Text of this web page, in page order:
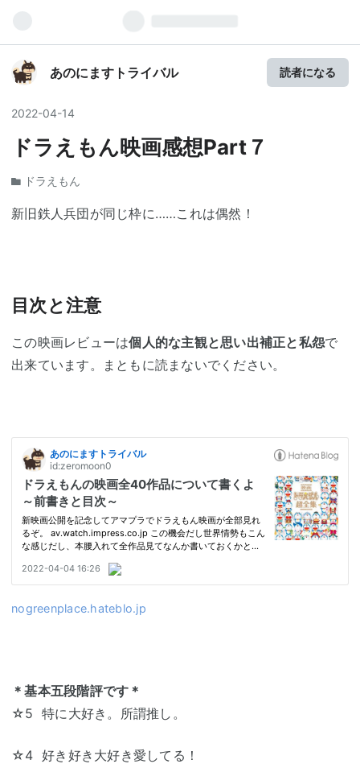
あのにますトライバル 読者になる
2022-04-14
ドラえもん映画感想Part７
ドラえもん
新旧鉄人兵団が同じ枠に……これは偶然！
目次と注意
この映画レビューは個人的な主観と思い出補正と私怨で
出来ています。まともに読まないでください。
nogreenplace.hateblo.jp
＊基本五段階評です＊
☆5 特に大好き。所謂推し。
☆4 好き好き大好き愛してる！